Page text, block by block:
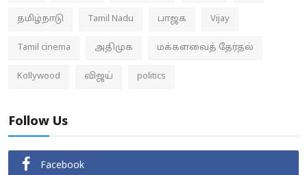
தமிழ்நாடு Tamil Nadu பாஜக Vijay
Tamil cinema அதிமுக மக்களவைத் தேர்தல்
Kollywood விஜய் politics
Follow Us
Facebook